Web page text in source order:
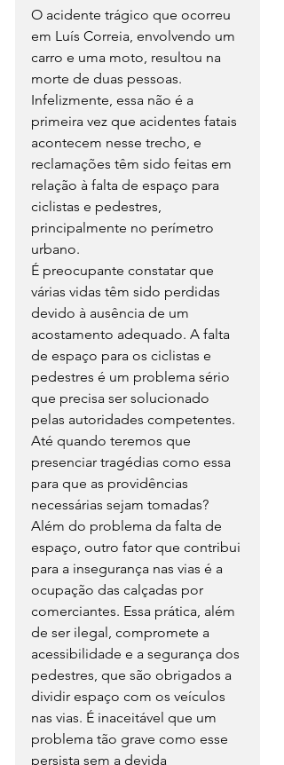
O acidente trágico que ocorreu
em Luís Correia, envolvendo um
carro e uma moto, resultou na
morte de duas pessoas.
Infelizmente, essa não é a
primeira vez que acidentes fatais
acontecem nesse trecho, e
reclamações têm sido feitas em
relação à falta de espaço para
ciclistas e pedestres,
principalmente no perímetro
urbano.
É preocupante constatar que
várias vidas têm sido perdidas
devido à ausência de um
acostamento adequado. A falta
de espaço para os ciclistas e
pedestres é um problema sério
que precisa ser solucionado
pelas autoridades competentes.
Até quando teremos que
presenciar tragédias como essa
para que as providências
necessárias sejam tomadas?
Além do problema da falta de
espaço, outro fator que contribui
para a insegurança nas vias é a
ocupação das calçadas por
comerciantes. Essa prática, além
de ser ilegal, compromete a
acessibilidade e a segurança dos
pedestres, que são obrigados a
dividir espaço com os veículos
nas vias. É inaceitável que um
problema tão grave como esse
persista sem a devida